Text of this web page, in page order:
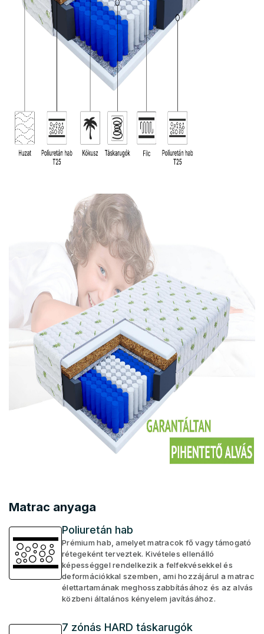
Matrac anyaga
Poliuretán hab
Prémium hab, amelyet matracok fő vagy támogató
rétegeként terveztek. Kivételes ellenálló
képességgel rendelkezik a felfekvésekkel és
deformációkkal szemben, ami hozzájárul a matrac
élettartamának meghosszabbításához és az alvás
közbeni általános kényelem javításához.
7 zónás HARD táskarugók